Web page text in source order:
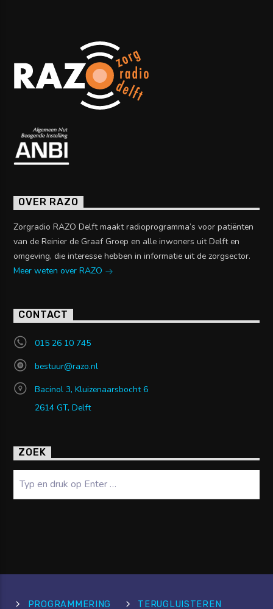
OVER RAZO
Zorgradio RAZO Delft maakt radioprogramma’s voor patiënten
van de Reinier de Graaf Groep en alle inwoners uit Delft en
omgeving, die interesse hebben in informatie uit de zorgsector.
Meer weten over RAZO
CONTACT
015 26 10 745
bestuur@razo.nl
Bacinol 3, Kluizenaarsbocht 6
2614 GT, Delft
ZOEK
PROGRAMMERING TERUGLUISTEREN